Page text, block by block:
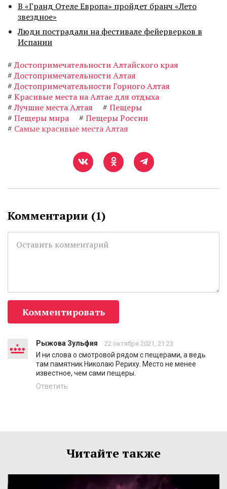
В «Гранд Отеле Европа» пройдет бранч «Лето
звездное»
Люди пострадали на фестивале фейерверков в
Испании
# Достопримечательности Алтайского края
# Достопримечательности Алтая
# Достопримечательности Горного Алтая
# Красивые места на Алтае для отдыха
# Лучшие места Алтая # Пещеры
# Пещеры мира # Пещеры России
# Самые красивые места Алтая
Комментарии (1)
Комментировать
Рыжова Зульфия 22 октября 2021, 21:23
И ни слова о смотровой рядом с пещерами, а ведь
там памятник Николаю Рериху. Место не менее
известное, чем сами пещеры.
Ответить
Читайте также